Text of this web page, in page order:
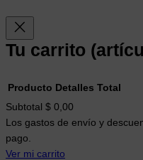
Tu carrito
Productos
del
carrito
Producto Detalles Total
Subtotal $ 0,00
Los gastos de envío y
pago.
Ver mi carrito